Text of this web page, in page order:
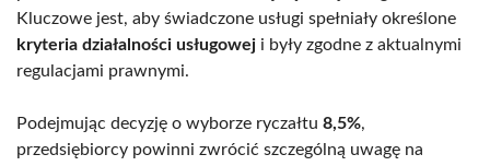
Kluczowe jest, aby świadczone usługi spełniały określone
kryteria działalności usługowej i były zgodne z aktualnymi
regulacjami prawnymi.
Podejmując decyzję o wyborze ryczałtu 8,5%,
przedsiębiorcy powinni zwrócić szczególną uwagę na